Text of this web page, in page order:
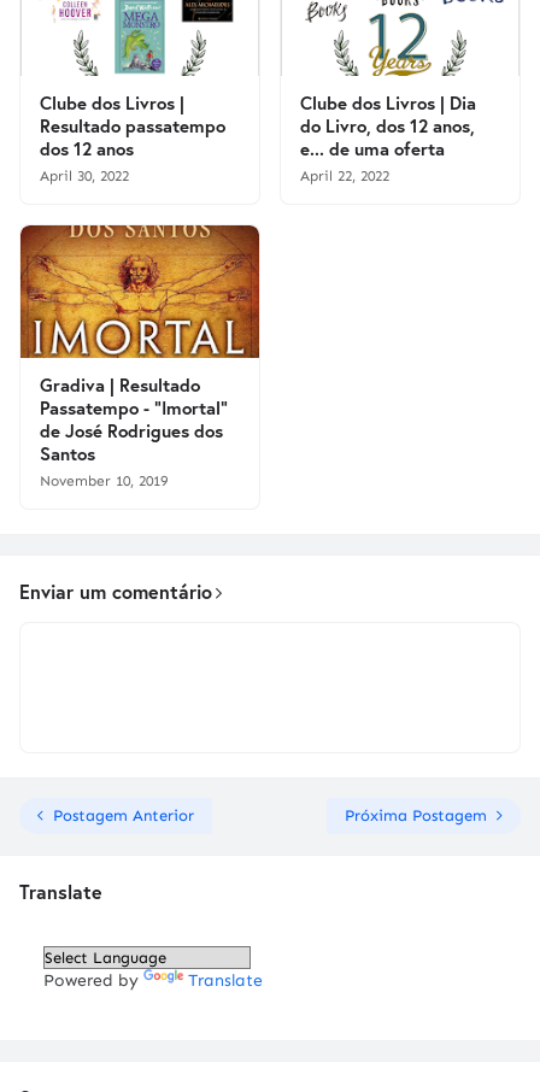
Clube dos Livros |
Resultado passatempo
dos 12 anos
April 30, 2022
Clube dos Livros | Dia
do Livro, dos 12 anos,
e... de uma oferta
April 22, 2022
Gradiva | Resultado
Passatempo - "Imortal"
de José Rodrigues dos
Santos
November 10, 2019
Enviar um comentário
Postagem Anterior Próxima Postagem
Translate
Powered by Translate